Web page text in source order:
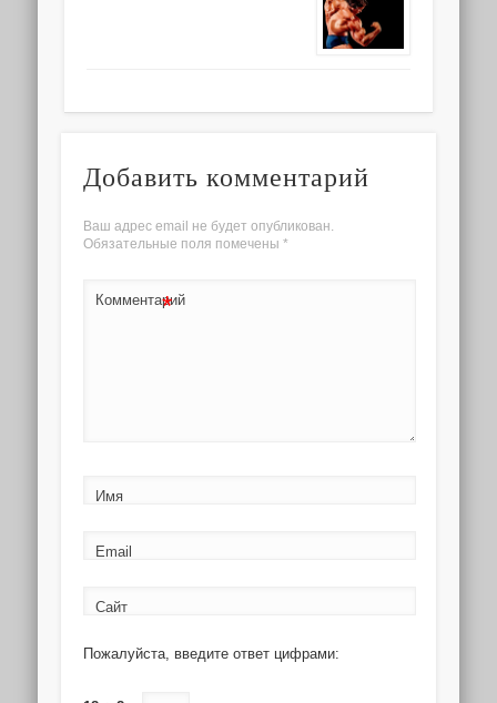
Добавить комментарий
Ваш адрес email не будет опубликован.
Обязательные поля помечены *
Комментарий
*
Имя
Email
Сайт
Пожалуйста, введите ответ цифрами: